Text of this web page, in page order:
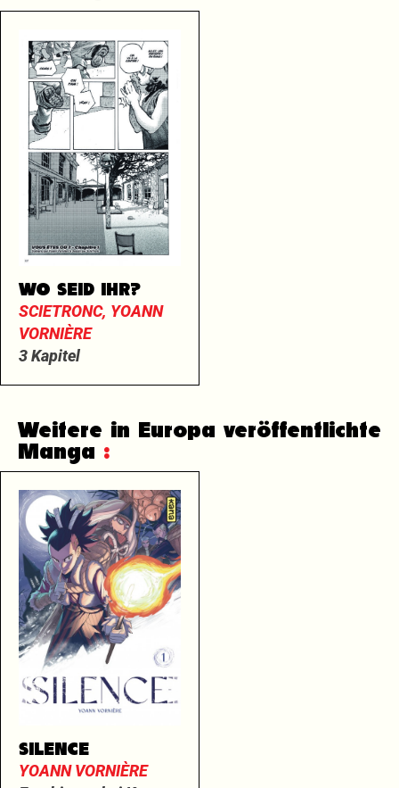
WO SEID IHR?
SCIETRONC, YOANN
VORNIÈRE
3 Kapitel
Weitere in Europa veröffentlichte
Manga :
SILENCE
YOANN VORNIÈRE